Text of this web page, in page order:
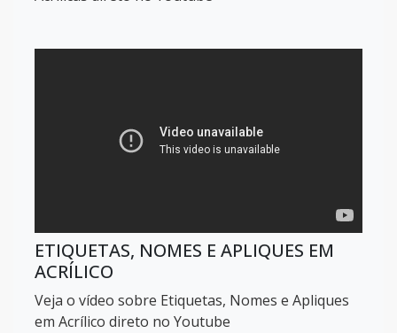
ETIQUETAS, NOMES E APLIQUES EM
ACRÍLICO
Veja o vídeo sobre Etiquetas, Nomes e Apliques
em Acrílico direto no Youtube